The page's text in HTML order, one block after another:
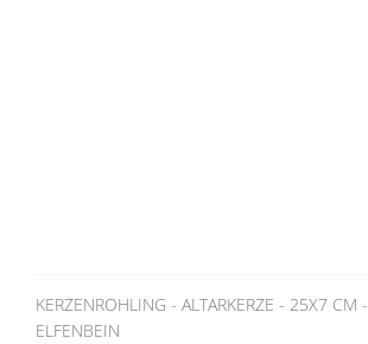
KERZENROHLING - ALTARKERZE - 25X7 CM -
ELFENBEIN